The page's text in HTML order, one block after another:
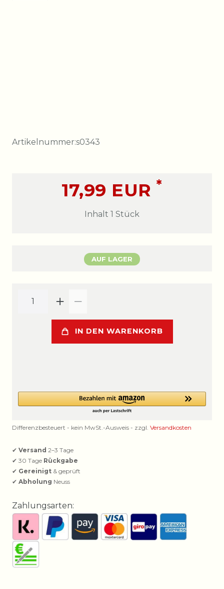
Artikelnummer:s0343
17,99 EUR*
Inhalt 1 Stück
AUF LAGER
IN DEN WARENKORB
Differenzbesteuert - kein MwSt.-Ausweis - zzgl. Versandkosten
✔ Versand 2–3 Tage
✔ 30 Tage Rückgabe
✔ Gereinigt & geprüft
✔ Abholung Neuss
Zahlungsarten: